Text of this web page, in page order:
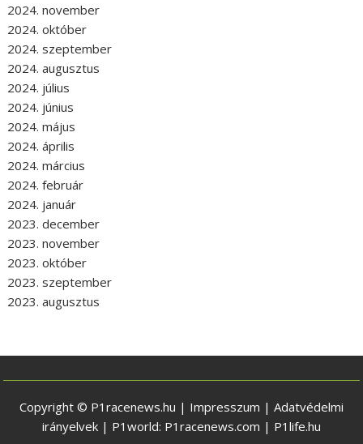
2024. november
2024. október
2024. szeptember
2024. augusztus
2024. július
2024. június
2024. május
2024. április
2024. március
2024. február
2024. január
2023. december
2023. november
2023. október
2023. szeptember
2023. augusztus
Copyright © P1racenews.hu | Impresszum | Adatvédelmi
irányelvek | P1world: P1racenews.com | P1life.hu